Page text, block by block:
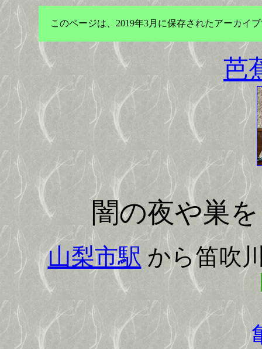
このページは、2019年3月に保存されたアーカイ
芭
闇の夜や巣
山梨市駅から笛吹